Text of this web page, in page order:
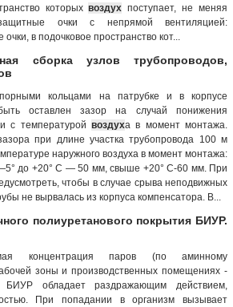
которыхвоздух поступает, не меняя
очки с непрямой вентиляцией:
в подочковое пространство кот...
сборка узлов трубопроводов,
кольцами на патрубке и в корпусе
оставлен зазор на случай понижения
с температурой воздуха в момент монтажа.
при длине участка трубопровода 100 м
наружного воздуха в момент монтажа:
до +20° С — 50 мм, свыше +20° С-60 мм. При
чтобы в случае срыва неподвижных
не вырвалась из корпуса компенсатора. В...
полиуретанового покрытия БИУР.
концентрация паров (по аминному
зоны и производственных помещениях -
обладает раздражающим действием,
При попадании в организм вызывает